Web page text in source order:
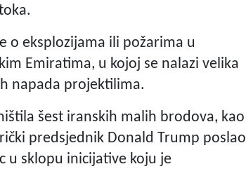
o eksplozijama ili požarima u
Emiratima, u kojoj se nalazi velika
napada projektilima.
šest iranskih malih brodova, kao
predsjednik Donald Trump poslao
u sklopu inicijative koju je